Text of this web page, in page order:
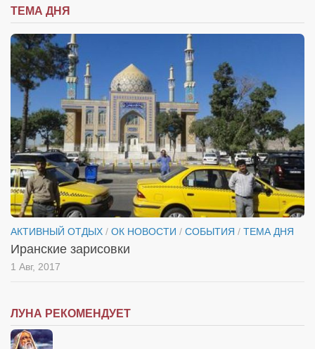
ТЕМА ДНЯ
АКТИВНЫЙ ОТДЫХ / ОК НОВОСТИ / СОБЫТИЯ / ТЕМА ДНЯ
Иранские зарисовки
1 Авг, 2017
ЛУНА РЕКОМЕНДУЕТ